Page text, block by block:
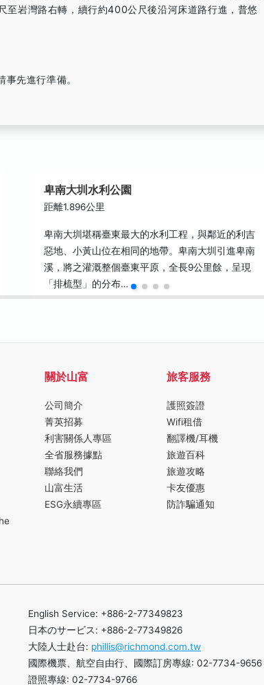
岩灣路右轉，續行約400公尺後沿河床道路行進，普悠
先進行準備。
卑南大圳水利公園
距離1.896公里
卑南大圳堪稱臺東最大的水利工程，與鄰近的利吉
惡地、小黃山位在相同的地帶。卑南大圳引進卑南
溪，將之灌溉整個臺東平原，全長9公里餘，呈現
「排梳型」的分布…
關於山富
公司簡介
菁英招募
利害關係人專區
全省服務據點
聯絡我們
山富生活
ESG永續專區
旅客服務
護照簽證
Wifi租借
翻譯機/耳機
旅遊百科
旅遊攻略
卡友優惠
防詐騙通知
English Service: +886-2-77349823
日本のサービス: +886-2-77349826
大陸人士赴台: phillis@richmond.com.tw
國際機票、航空自由行、國際訂房專線: 02-7734-9656
證照專線: 02-7734-9766